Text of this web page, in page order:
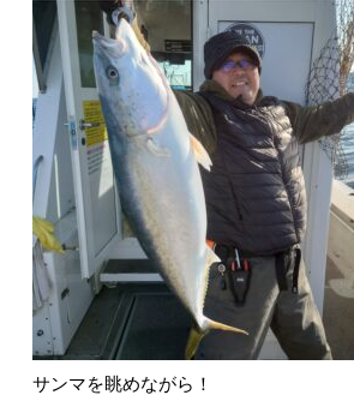
サンマを眺めながら！